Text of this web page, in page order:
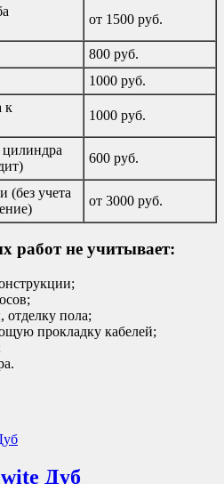
от 1500 руб.
800 руб.
1000 руб.
к
1000 руб.
600 руб.
(без учета
от 3000 руб.
работ не учитывает:
пола;
прокладку кабелей;
Дуб